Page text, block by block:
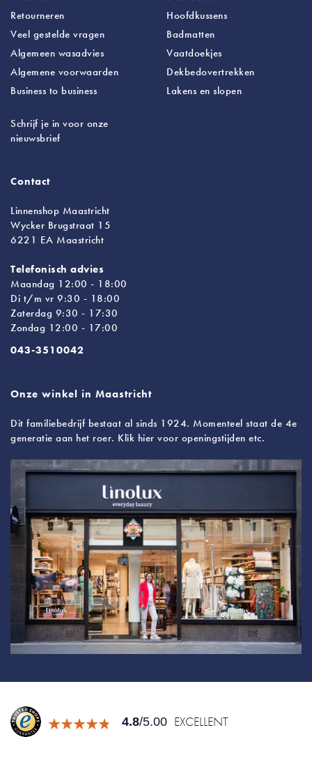
Retourneren
Veel gestelde vragen
Algemeen wasadvies
Algemene voorwaarden
Business to business
Schrijf je in voor onze
nieuwsbrief
Hoofdkussens
Badmatten
Vaatdoekjes
Dekbedovertrekken
Lakens en slopen
Contact
Linnenshop Maastricht
Wycker Brugstraat 15
6221 EA Maastricht
Telefonisch advies
Maandag 12:00 - 18:00
Di t/m vr 9:30 - 18:00
Zaterdag 9:30 - 17:30
Zondag 12:00 - 17:00
043-3510042
Onze winkel in Maastricht
Dit familiebedrijf bestaat al sinds 1924. Momenteel staat de 4e
generatie aan het roer. Klik hier voor openingstijden etc.
4.8/5.00 EXCELLENT